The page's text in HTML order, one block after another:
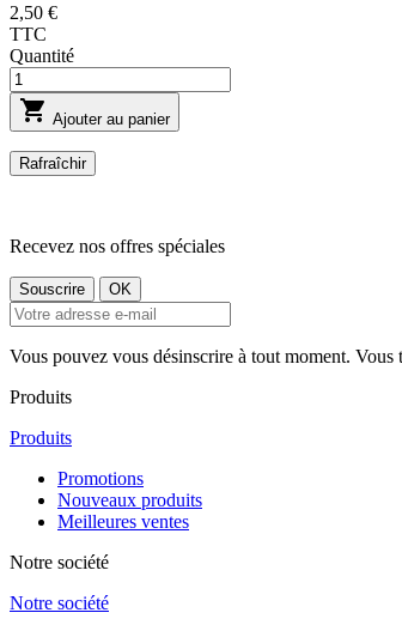
2,50 €
TTC
Quantité
 Ajouter au panier
Recevez nos offres spéciales
Vous pouvez vous désinscrire à tout moment.
Produits
Produits
Promotions
Nouveaux produits
Meilleures ventes
Notre société
Notre société